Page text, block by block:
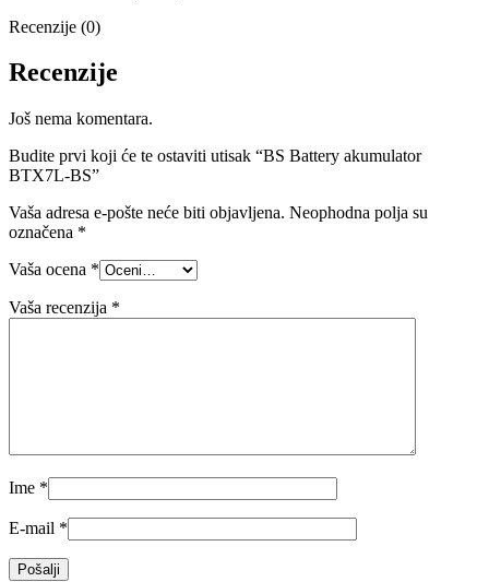
Recenzije (0)
Recenzije
Još nema komentara.
Budite prvi koji će te ostaviti utisak “BS Battery akumulator
BTX7L-BS”
Vaša adresa e-pošte neće biti objavljena. Neophodna polja su
označena *
Vaša ocena *
Vaša recenzija *
Ime *
E-mail *